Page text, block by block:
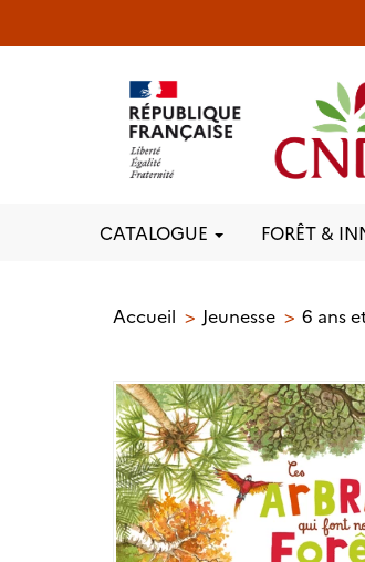
CATALOGUE FORÊT &
Accueil Jeunesse 6 ans